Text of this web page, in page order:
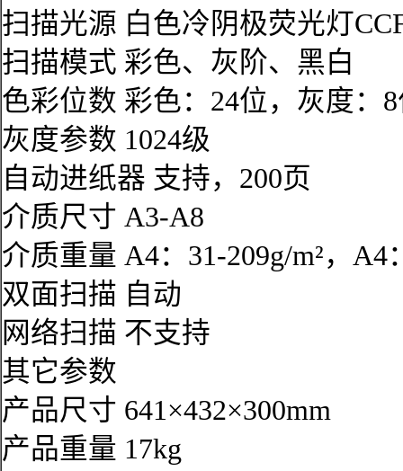
扫描光源 白色冷阴极荧光灯
扫描模式 彩色、灰阶、黑白
色彩位数 彩色：24位，灰度：
灰度参数 1024级
自动进纸器 支持，200页
介质尺寸 A3-A8
介质重量 A4：31-209g/m²，A4
双面扫描 自动
网络扫描 不支持
其它参数
产品尺寸 641×432×300mm
产品重量 17kg